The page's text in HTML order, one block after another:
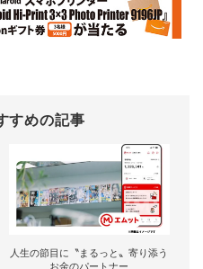
すめの記事
人生の節目に〝まるっと〟寄り添う
お金のパートナー